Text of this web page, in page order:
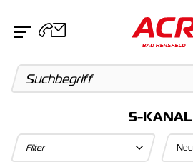
Keine Suchergebnisse gefunden.
5-KANAL
Filter